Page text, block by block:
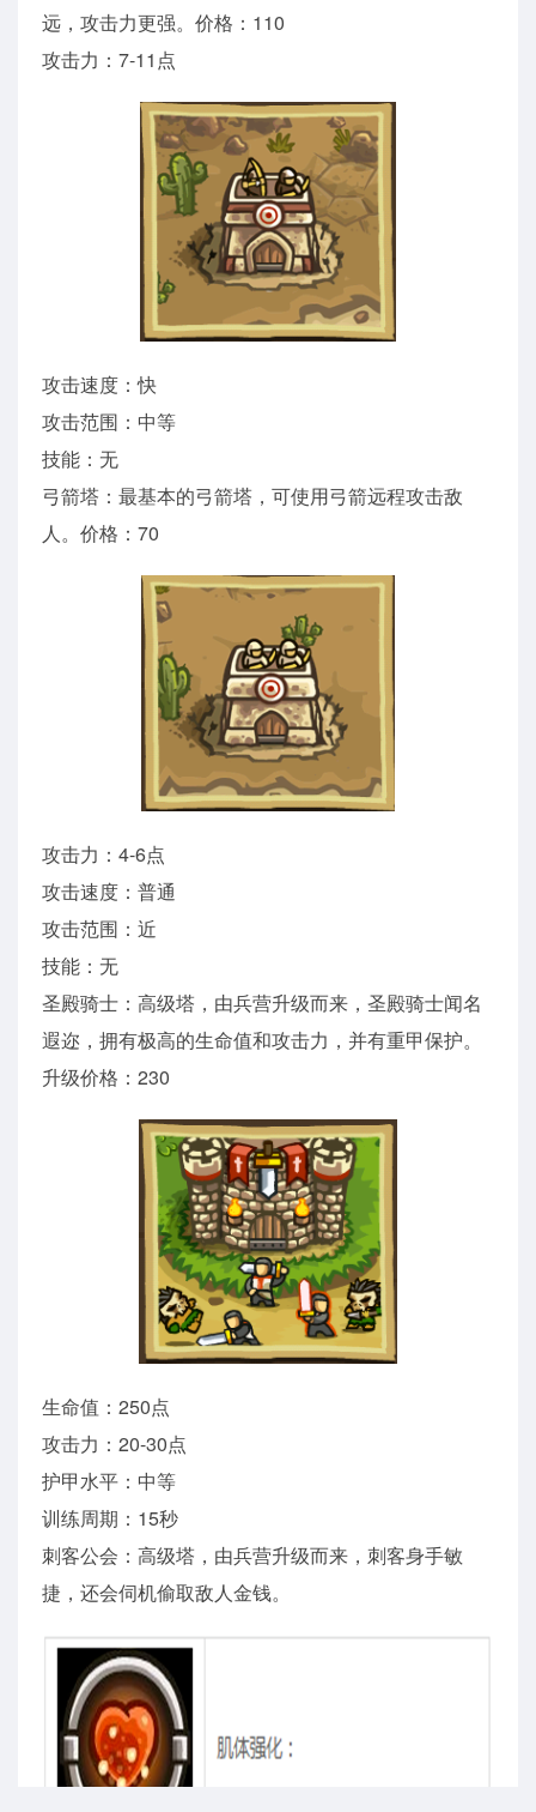
远，攻击力更强。价格：110
攻击力：7-11点
攻击速度：快
攻击范围：中等
技能：无
弓箭塔：最基本的弓箭塔，可使用弓箭远程攻击敌
人。价格：70
攻击力：4-6点
攻击速度：普通
攻击范围：近
技能：无
圣殿骑士：高级塔，由兵营升级而来，圣殿骑士闻名
遐迩，拥有极高的生命值和攻击力，并有重甲保护。
升级价格：230
生命值：250点
攻击力：20-30点
护甲水平：中等
训练周期：15秒
刺客公会：高级塔，由兵营升级而来，刺客身手敏
捷，还会伺机偷取敌人金钱。